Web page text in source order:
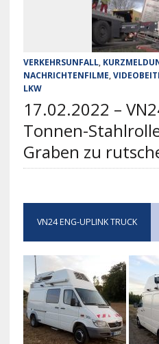
VERKEHRSUNFALL,
NACHRICHTENFILME,
LKW
17.02.2022 –
Tonnen-
Graben zu
VN24 ENG-UPLINK TRUCK